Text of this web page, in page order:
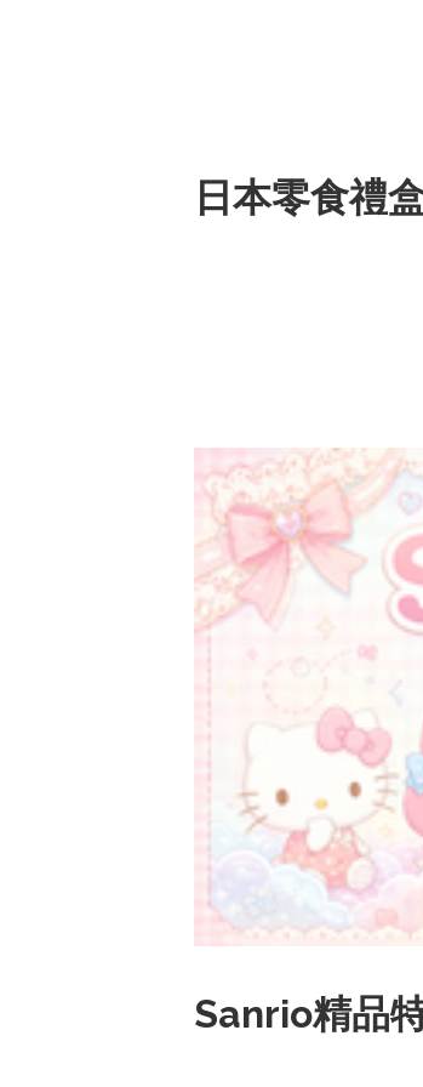
日本零食禮
Sanrio精品